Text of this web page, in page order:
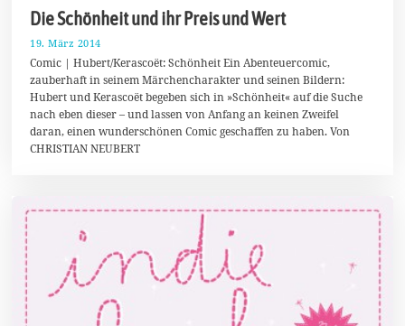
Die Schönheit und ihr Preis und Wert
19. März 2014
.
M
ä
r
2
0
Comic | Hubert/Kerascoët: Schönheit Ein Abenteuercomic,
zauberhaft in seinem Märchencharakter und seinen Bildern:
Hubert und Kerascoët begeben sich in »Schönheit« auf die Suche
nach eben dieser – und lassen von Anfang an keinen Zweifel
daran, einen wunderschönen Comic geschaffen zu haben. Von
CHRISTIAN NEUBERT